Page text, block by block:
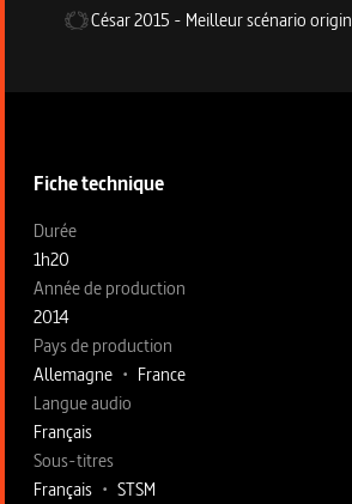
César2015 - Meilleur scénario
Fiche technique
Fiche technique section gauche
Durée
1h20
Année de production
2014
Pays de production
Allemagne • France
Langue audio
Français
Sous-titres
Français • STSM